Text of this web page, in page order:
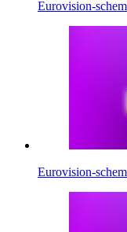
Eurovision-
Eurovision-